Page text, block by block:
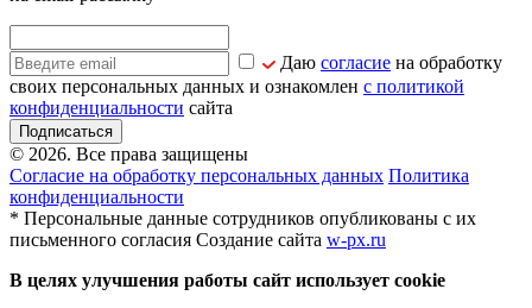
Даю согласие на обработку
своих персональных данных и ознакомлен с политикой
конфиденциальности сайта
Подписаться
© 2026. Все права защищены
Согласие на обработку персональных данных Политика
конфиденциальности
* Персональные данные сотрудников опубликованы с их
письменного согласия Создание сайта w-px.ru
В целях улучшения работы сайт использует cookie